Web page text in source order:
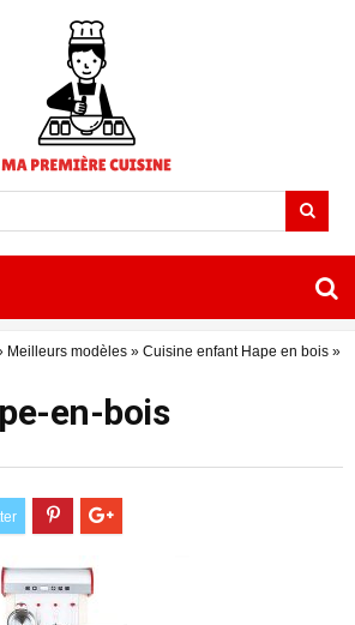
Meilleurs modèles » Cuisine enfant Hape en bois »
en-bois